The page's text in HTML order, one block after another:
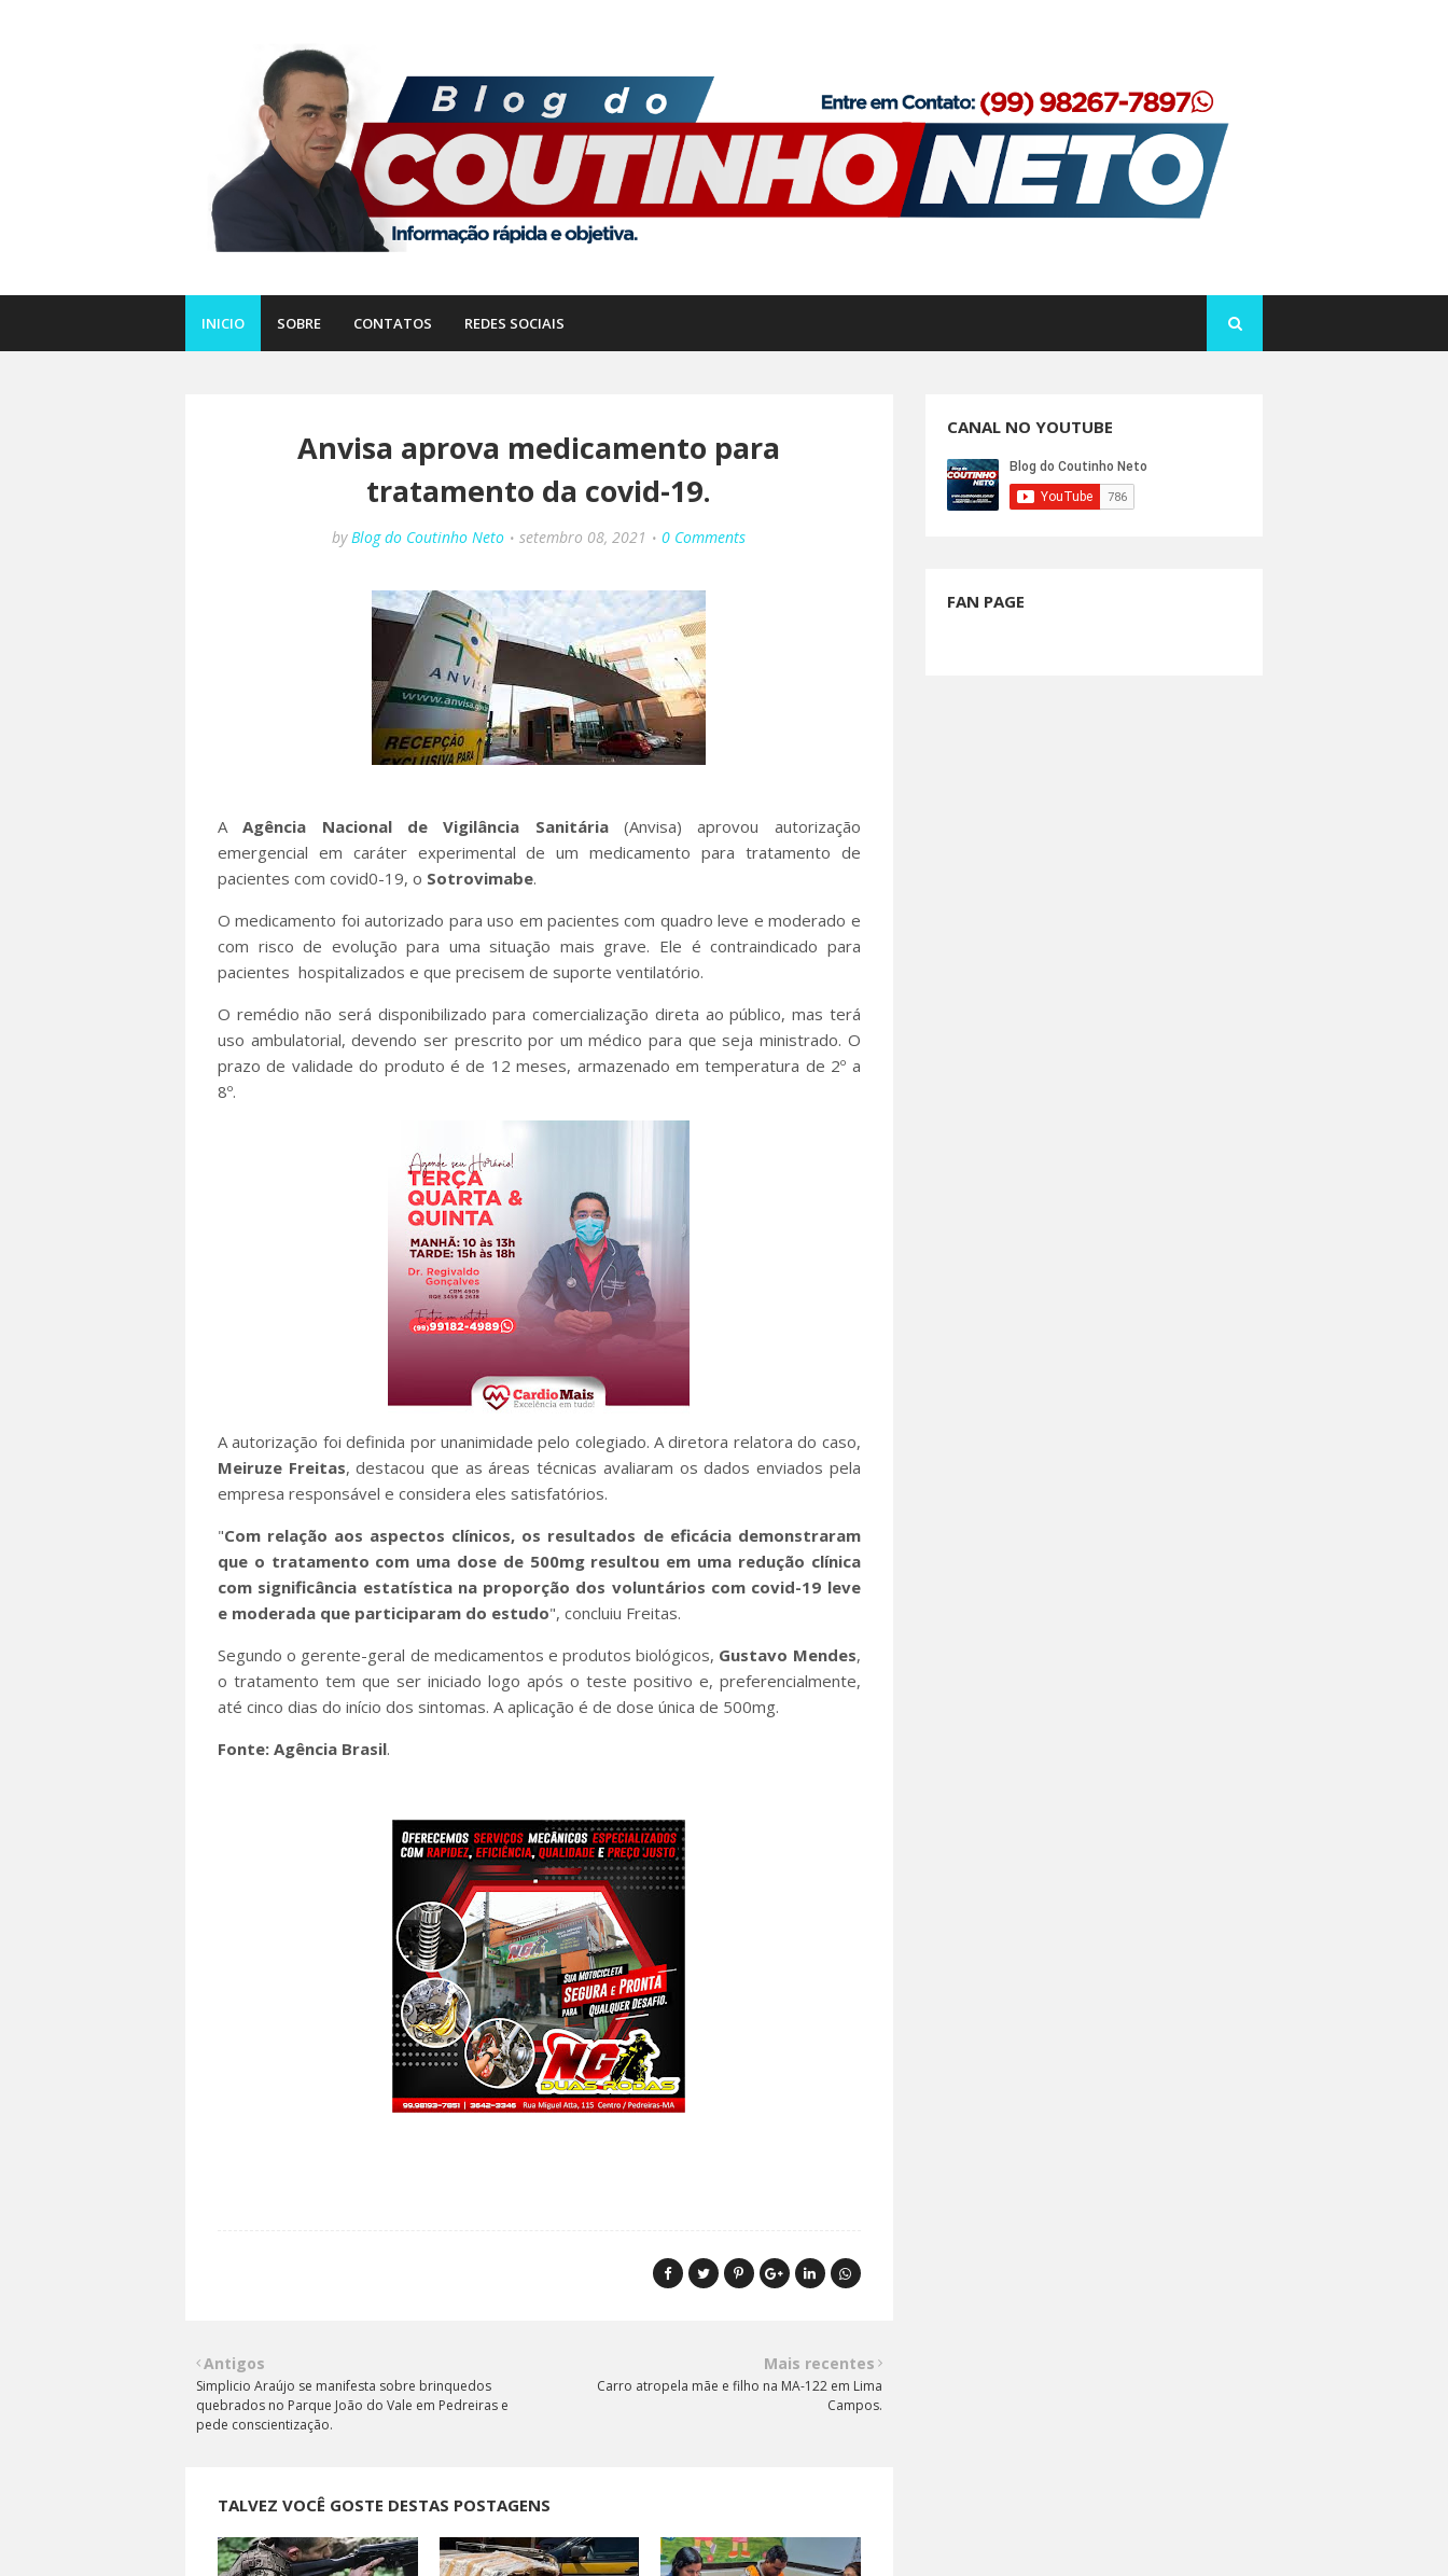
INICIO SOBRE CONTATOS REDES SOCIAIS
Anvisa aprova medicamento para
tratamento da covid-19.
by Blog do Coutinho Neto setembro 08, 2021 0 Comments
AAgência Nacional de Vigilância Sanitária(Anvisa) aprovou autorização
emergencial em caráter experimental de um medicamento para tratamento de
pacientes com covid0-19, o Sotrovimabe.
O medicamento foi autorizado para uso em pacientes com quadro leve e moderado e
com risco de evolução para uma situação mais grave. Ele é contraindicado para
pacientes hospitalizados e que precisem de suporte ventilatório.
O remédio não será disponibilizado para comercialização direta ao público, mas terá
uso ambulatorial, devendo ser prescrito por um médico para que seja ministrado. O
prazo de validade do produto é de 12 meses, armazenado em temperatura de 2º a
8º.
A autorização foi definida por unanimidade pelo colegiado. A diretora relatora do caso,
Meiruze Freitas, destacou que as áreas técnicas avaliaram os dados enviados pela
empresa responsável e considera eles satisfatórios.
"Com relação aos aspectos clínicos, os resultados de eficácia demonstraram
que o tratamento com uma dose de 500mg resultou em uma redução clínica
com significância estatística na proporção dos voluntários com covid-19 leve
e moderada que participaram do estudo", concluiu Freitas.
Segundo o gerente-geral de medicamentos e produtos biológicos, Gustavo Mendes,
o tratamento tem que ser iniciado logo após o teste positivo e, preferencialmente,
até cinco dias do início dos sintomas. A aplicação é de dose única de 500mg.
Fonte: Agência Brasil.
Mais recentes
Carro atropela mãe e filho na MA-122 em Lima
Campos.
Antigos
Simplicio Araújo se manifesta sobre brinquedos
quebrados no Parque João do Vale em Pedreiras e
pede conscientização.
TALVEZ VOCÊ GOSTE DESTAS POSTAGENS
CANAL NO YOUTUBE
FAN PAGE